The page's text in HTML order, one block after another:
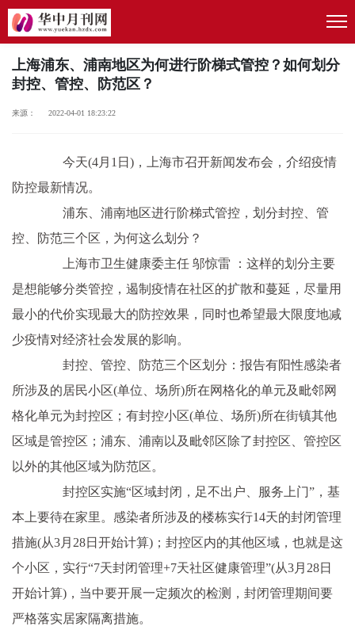
上海浦东、浦南地区为何进行阶梯式管控？如何划分
封控、管控、防范区？
来源： 2022-04-01 18:23:22
今天(4月1日)，上海市召开新闻发布会，介绍疫情
防控最新情况。
浦东、浦南地区进行阶梯式管控，划分封控、管
控、防范三个区，为何这么划分？
上海市卫生健康委主任 邬惊雷 ：这样的划分主要
是想能够分类管控，遏制疫情在社区的扩散和蔓延，尽量用
最小的代价实现最大的防控效果，同时也希望最大限度地减
少疫情对经济社会发展的影响。
封控、管控、防范三个区划分：报告有阳性感染者
所涉及的居民小区(单位、场所)所在网格化的单元及毗邻网
格化单元为封控区；有封控小区(单位、场所)所在街镇其他
区域是管控区；浦东、浦南以及毗邻区除了封控区、管控区
以外的其他区域为防范区。
封控区实施“区域封闭，足不出户、服务上门”，基
本上要待在家里。感染者所涉及的楼栋实行14天的封闭管理
措施(从3月28日开始计算)；封控区内的其他区域，也就是这
个小区，实行“7天封闭管理+7天社区健康管理”(从3月28日
开始计算)，当中要开展一定频次的检测，封闭管理期间要
严格落实居家隔离措施。